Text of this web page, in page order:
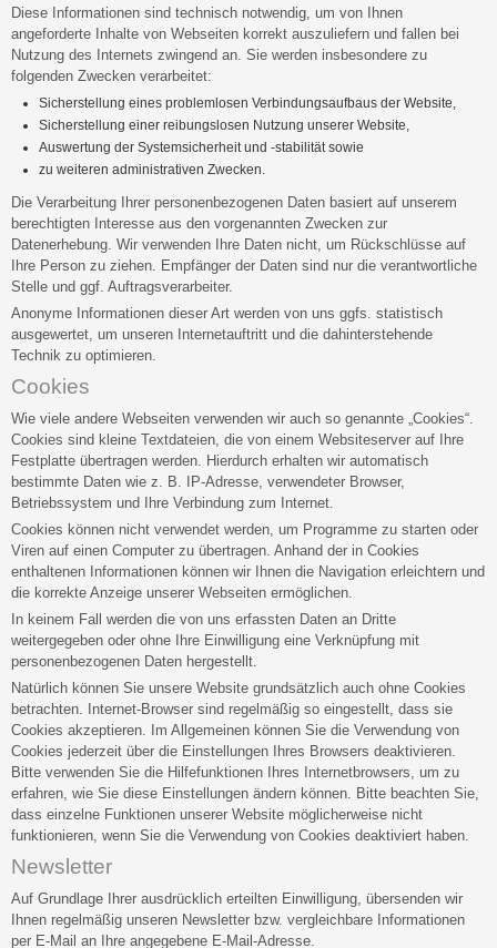
Diese Informationen sind technisch notwendig, um von Ihnen
angeforderte Inhalte von Webseiten korrekt auszuliefern und fallen bei
Nutzung des Internets zwingend an. Sie werden insbesondere zu
folgenden Zwecken verarbeitet:
Sicherstellung eines problemlosen Verbindungsaufbaus der Website,
Sicherstellung einer reibungslosen Nutzung unserer Website,
Auswertung der Systemsicherheit und -stabilität sowie
zu weiteren administrativen Zwecken.
Die Verarbeitung Ihrer personenbezogenen Daten basiert auf unserem
berechtigten Interesse aus den vorgenannten Zwecken zur
Datenerhebung. Wir verwenden Ihre Daten nicht, um Rückschlüsse auf
Ihre Person zu ziehen. Empfänger der Daten sind nur die verantwortliche
Stelle und ggf. Auftragsverarbeiter.
Anonyme Informationen dieser Art werden von uns ggfs. statistisch
ausgewertet, um unseren Internetauftritt und die dahinterstehende
Technik zu optimieren.
Cookies
Wie viele andere Webseiten verwenden wir auch so genannte „Cookies“.
Cookies sind kleine Textdateien, die von einem Websiteserver auf Ihre
Festplatte übertragen werden. Hierdurch erhalten wir automatisch
bestimmte Daten wie z. B. IP-Adresse, verwendeter Browser,
Betriebssystem und Ihre Verbindung zum Internet.
Cookies können nicht verwendet werden, um Programme zu starten oder
Viren auf einen Computer zu übertragen. Anhand der in Cookies
enthaltenen Informationen können wir Ihnen die Navigation erleichtern und
die korrekte Anzeige unserer Webseiten ermöglichen.
In keinem Fall werden die von uns erfassten Daten an Dritte
weitergegeben oder ohne Ihre Einwilligung eine Verknüpfung mit
personenbezogenen Daten hergestellt.
Natürlich können Sie unsere Website grundsätzlich auch ohne Cookies
betrachten. Internet-Browser sind regelmäßig so eingestellt, dass sie
Cookies akzeptieren. Im Allgemeinen können Sie die Verwendung von
Cookies jederzeit über die Einstellungen Ihres Browsers deaktivieren.
Bitte verwenden Sie die Hilfefunktionen Ihres Internetbrowsers, um zu
erfahren, wie Sie diese Einstellungen ändern können. Bitte beachten Sie,
dass einzelne Funktionen unserer Website möglicherweise nicht
funktionieren, wenn Sie die Verwendung von Cookies deaktiviert haben.
Newsletter
Auf Grundlage Ihrer ausdrücklich erteilten Einwilligung, übersenden wir
Ihnen regelmäßig unseren Newsletter bzw. vergleichbare Informationen
per E-Mail an Ihre angegebene E-Mail-Adresse.